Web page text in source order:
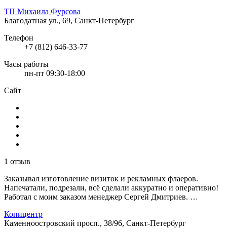
ТП Михаила Фурсова
Благодатная ул., 69, Санкт-Петербург
Телефон
+7 (812) 646-33-77
Часы работы
пн-пт 09:30-18:00
Сайт
1 отзыв
Заказывал изготовление визиток и рекламных флаеров.
Напечатали, подрезали, всё сделали аккуратно и оперативно!
Работал с моим заказом менеджер Сергей Дмитриев. …
Копицентр
Каменноостровский просп., 38/96, Санкт-Петербург